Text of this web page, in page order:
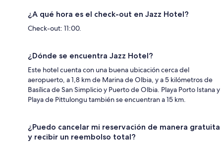
¿A qué hora es el check-out en Jazz Hotel?
Check-out: 11:00.
¿Dónde se encuentra Jazz Hotel?
Este hotel cuenta con una buena ubicación cerca del
aeropuerto, a 1,8 km de Marina de Olbia, y a 5 kilómetros de
Basílica de San Simplicio y Puerto de Olbia. Playa Porto Istana y
Playa de Pittulongu también se encuentran a 15 km.
¿Puedo cancelar mi reservación de manera gratuita
y recibir un reembolso total?